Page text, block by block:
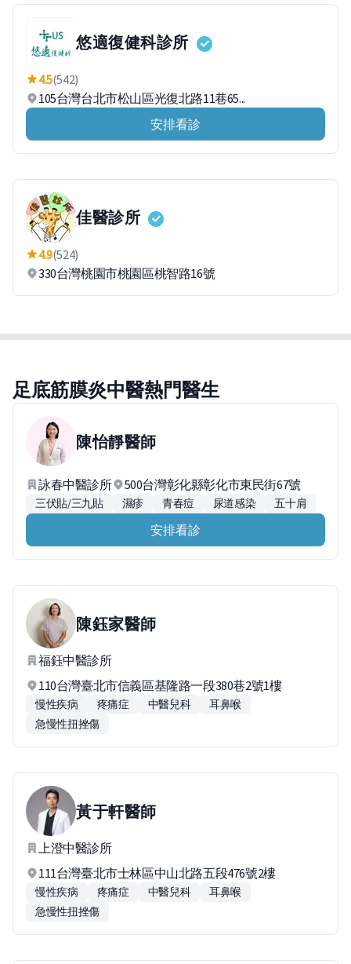
悠適復健科診所
4.5(542)
105台灣台北市松山區光復北路11巷65...
安排看診
佳醫診所
4.9(524)
330台灣桃園市桃園區桃智路16號
足底筋膜炎中醫熱門醫生
陳怡靜醫師
詠春中醫診所 500台灣彰化縣彰化市東民街67號
三伏貼/三九貼 濕疹 青春痘 尿道感染 五十肩
安排看診
陳鈺家醫師
福鈺中醫診所
110台灣臺北市信義區基隆路一段380巷2號1樓
慢性疾病 疼痛症 中醫兒科
耳鼻喉
急慢性扭挫傷
黃于軒醫師
上澄中醫診所
111台灣臺北市士林區中山北路五段476號2樓
慢性疾病 疼痛症 中醫兒科
耳鼻喉
急慢性扭挫傷